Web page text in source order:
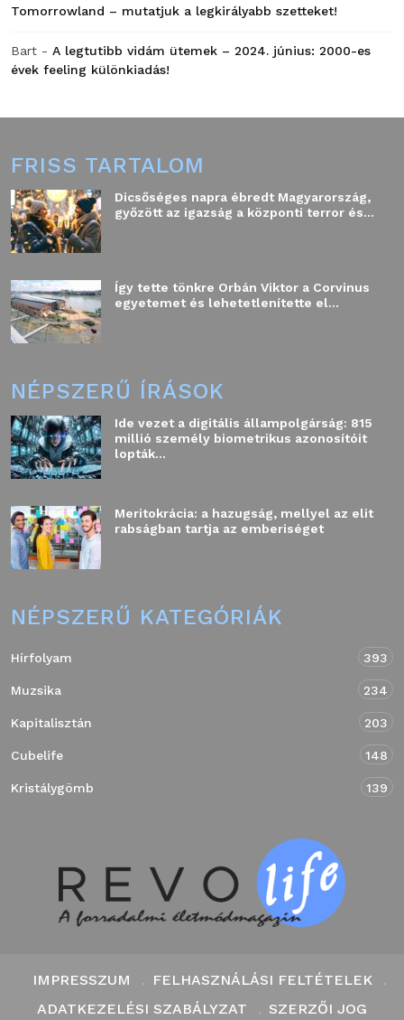
Tomorrowland – mutatjuk a legkirályabb szetteket!
Bart - A legtutibb vidám ütemek – 2024. június: 2000-es
évek feeling különkiadás!
FRISS TARTALOM
Dicsőséges napra ébredt Magyarország,
győzött az igazság a központi terror és...
Így tette tönkre Orbán Viktor a Corvinus
egyetemet és lehetetlenítette el...
NÉPSZERŰ ÍRÁSOK
Ide vezet a digitális állampolgárság: 815
millió személy biometrikus azonosítóit
lopták...
Meritokrácia: a hazugság, mellyel az elit
rabságban tartja az emberiséget
NÉPSZERŰ KATEGÓRIÁK
Hírfolyam 393
Muzsika 234
Kapitalisztán 203
Cubelife 148
Kristálygömb 139
IMPRESSZUM
FELHASZNÁLÁSI FELTÉTELEK
ADATKEZELÉSI SZABÁLYZAT
SZERZŐI JOG